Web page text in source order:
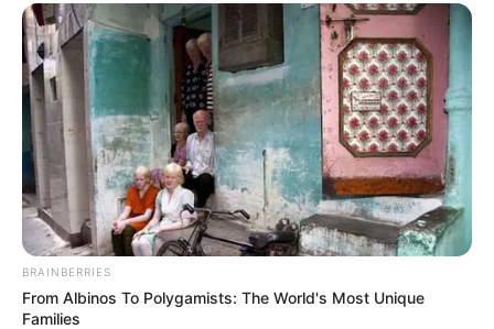
BRAINBERRIES
From Albinos To Polygamists: The World's Most Unique
Families